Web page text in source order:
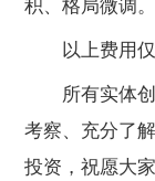
积、格局微调。
以上费用仅
所有实体创
考察、充分了
投资，祝愿大